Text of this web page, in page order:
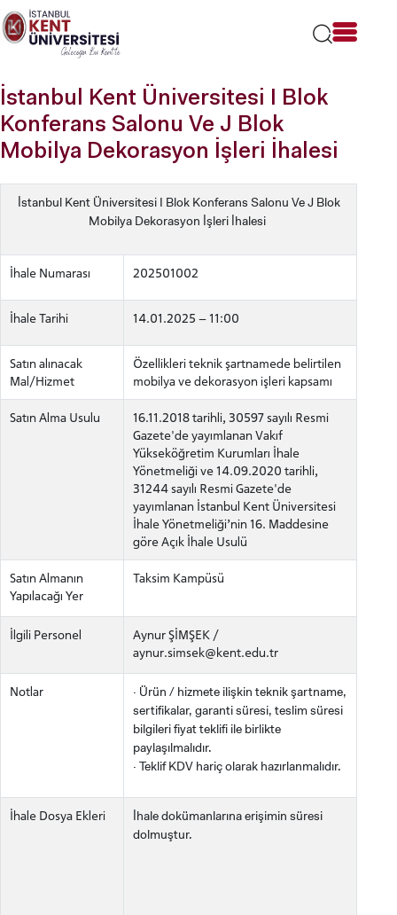
Lütfen
dikkat:
Bu
bir
erişilebilirlik
sistemi
içerir.
İstanbul Kent Üniversitesi I Blok
Konferans Salonu Ve J Blok
Mobilya Dekorasyon İşleri İhalesi
İstanbul Kent Üniversitesi I Blok Konferans Salonu Ve J Blok
Mobilya Dekorasyon İşleri İhalesi
İhale Numarası 202501002
İhale Tarihi 14.01.2025 – 11:00
Satın alınacak
Mal/Hizmet
Özellikleri teknik şartnamede belirtilen
mobilya ve dekorasyon işleri kapsamı
Satın Alma Usulu
16.11.2018 tarihli, 30597 sayılı Resmi
Gazete'de yayımlanan Vakıf
Yükseköğretim Kurumları İhale
Yönetmeliği ve 14.09.2020 tarihli,
31244 sayılı Resmi Gazete'de
yayımlanan İstanbul Kent Üniversitesi
İhale Yönetmeliği’nin 16. Maddesine
göre Açık İhale Usulü
Satın Almanın
Yapılacağı Yer
Taksim Kampüsü
İlgili Personel
Aynur ŞİMŞEK /
aynur.simsek@kent.edu.tr
Notlar
· Ürün / hizmete ilişkin teknik şartname,
sertifikalar, garanti süresi, teslim süresi
bilgileri fiyat teklifi ile birlikte
paylaşılmalıdır.
· Teklif KDV hariç olarak hazırlanmalıdır.
İhale Dosya Ekleri
İhale dokümanlarına erişimin süresi
dolmuştur.